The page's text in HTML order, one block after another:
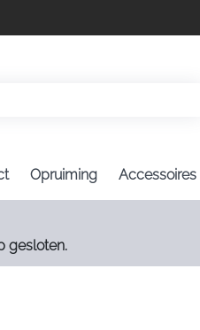
Opruiming Accessoires
gesloten.